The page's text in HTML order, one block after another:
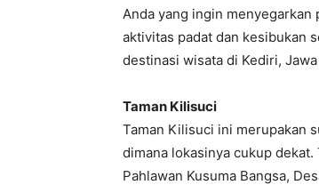
Anda yang ingin
aktivitas padat dan kesibukan
destinasi wisata di Kediri,
Taman Kilisuci
Taman Kilisuci ini merupakan
dimana lokasinya cukup
Pahlawan Kusuma Bangsa,